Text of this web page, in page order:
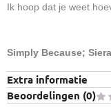
Ik hoop dat je weet
Simply Because;
Extra informatie
Beoordelingen (0)